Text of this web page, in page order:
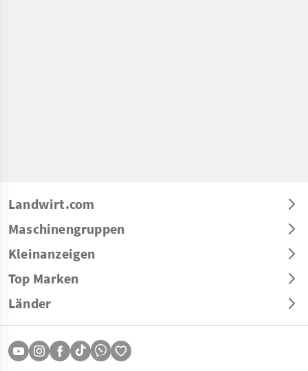
Landwirt.com
Maschinengruppen
Kleinanzeigen
Top Marken
Länder